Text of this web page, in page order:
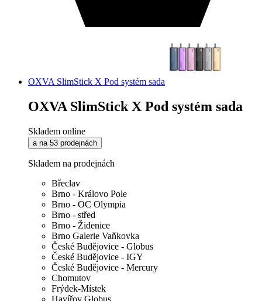
OXVA SlimStick X Pod systém sada
OXVA SlimStick X Pod systém sada
Skladem online
a na 53 prodejnách
Skladem na prodejnách
Břeclav
Brno - Královo Pole
Brno - OC Olympia
Brno - střed
Brno - Židenice
Brno Galerie Vaňkovka
České Budějovice - Globus
České Budějovice - IGY
České Budějovice - Mercury
Chomutov
Frýdek-Místek
Havířov Globus